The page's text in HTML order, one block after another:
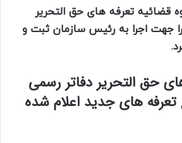
قضائیه تعرفه های حق التحریر
جهت اجرا به رئیس سازمان ثبت و
حق التحریر دفاتر رسمی
تعرفه های جدید اعلام شده